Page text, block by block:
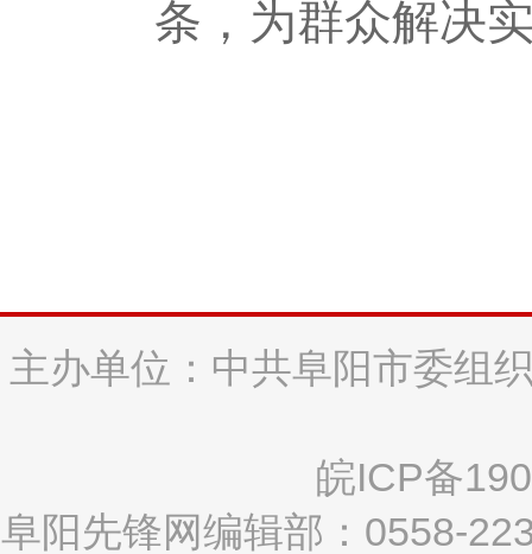
条，为群众解决
主办单位：中共阜阳市委组
皖ICP备
阜阳先锋网编辑部：0558-